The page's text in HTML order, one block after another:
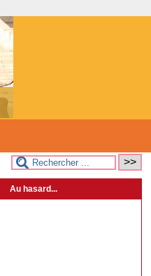
Au hasard...